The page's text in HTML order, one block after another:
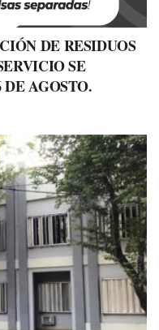
DE RESIDUOS
SE
AGOSTO.